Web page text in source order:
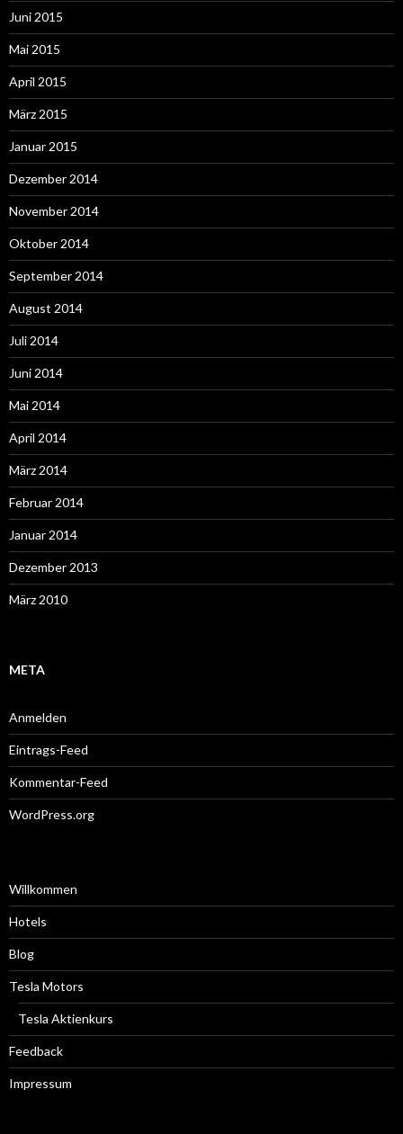
Juni 2015
Mai 2015
April 2015
März 2015
Januar 2015
Dezember 2014
November 2014
Oktober 2014
September 2014
August 2014
Juli 2014
Juni 2014
Mai 2014
April 2014
März 2014
Februar 2014
Januar 2014
Dezember 2013
März 2010
META
Anmelden
Eintrags-Feed
Kommentar-Feed
WordPress.org
Willkommen
Hotels
Blog
Tesla Motors
Tesla Aktienkurs
Feedback
Impressum